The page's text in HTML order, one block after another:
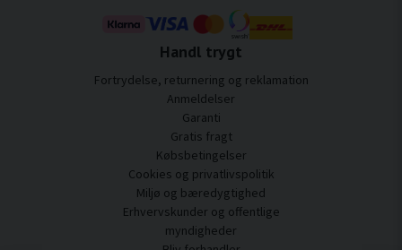
Handl trygt
Fortrydelse, returnering og reklamation
Anmeldelser
Garanti
Gratis fragt
Købsbetingelser
Cookies og privatlivspolitik
Miljø og bæredygtighed
Erhvervskunder og offentlige
myndigheder